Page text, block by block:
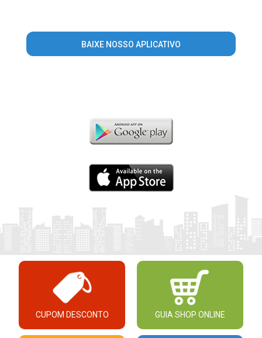
BAIXE NOSSO APLICATIVO
CUPOM DESCONTO GUIA SHOP ONLINE